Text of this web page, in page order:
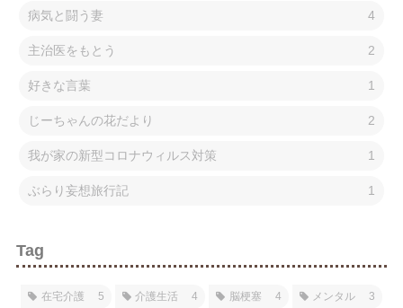
病気と闘う妻 4
主治医をもとう 2
好きな言葉 1
じーちゃんの花だより 2
我が家の新型コロナウィルス対策 1
ぶらり妄想旅行記 1
Tag
在宅介護 5 介護生活 4 脳梗塞 4 メンタル 3